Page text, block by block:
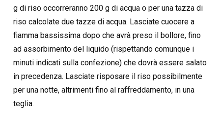
g di riso occorreranno 200 g di acqua o per una tazza di
riso calcolate due tazze di acqua. Lasciate cuocere a
fiamma bassissima dopo che avrà preso il bollore, fino
ad assorbimento del liquido (rispettando comunque i
minuti indicati sulla confezione) che dovrà essere salato
in precedenza. Lasciate risposare il riso possibilmente
per una notte, altrimenti fino al raffreddamento, in una
teglia.